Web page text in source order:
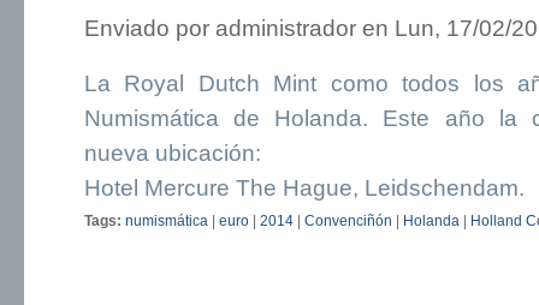
Enviado por administrador en Lun, 17/02/
La Royal Dutch Mint como todos los
Numismática de Holanda. Este año la
nueva ubicación:
Hotel Mercure The Hague, Leidschendam.
Tags: numismática | euro | 2014 | Convenciñón | Holanda | Holland